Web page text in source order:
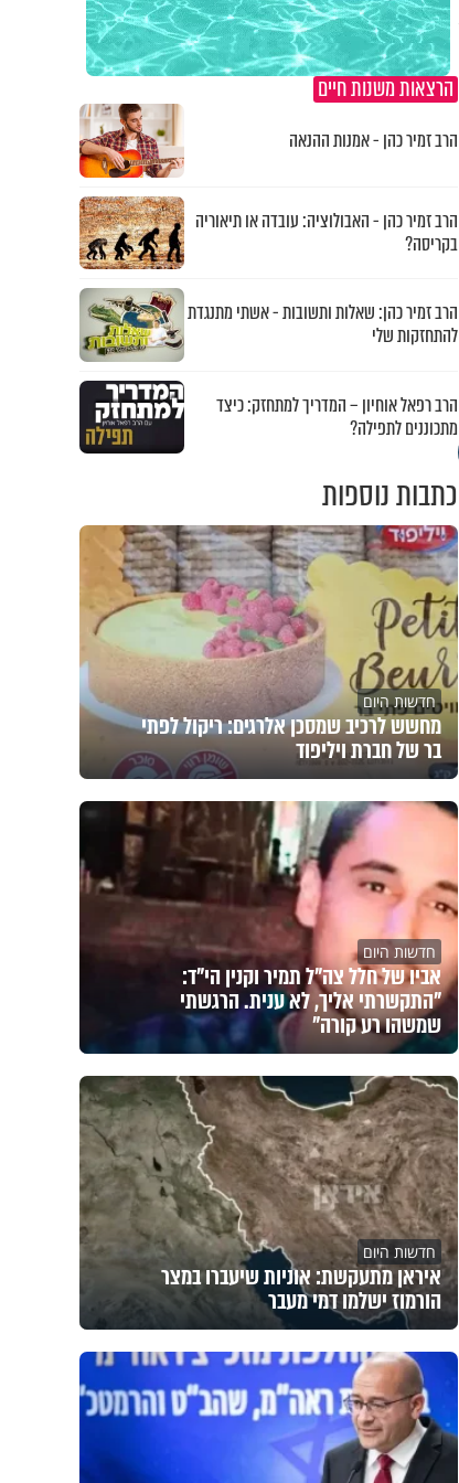
הרצאות משנות חיים
הרב זמיר כהן - אמנות ההנאה
הרב זמיר כהן - האבולוציה: עובדה או תיאוריה
בקריסה?
הרב זמיר כהן: שאלות ותשובות - אשתי מתנגדת
להתחזקות שלי
הרב רפאל אוחיון – המדריך למתחזק: כיצד
מתכוננים לתפילה?
כתבות נוספות
חדשות היום
מחשש לרכיב שמסכן אלרגים: ריקול לפתי
בר של חברת ויליפוד
חדשות היום
אביו של חלל צה"ל תמיר וקנין הי"ד:
"התקשרתי אליך, לא ענית. הרגשתי
שמשהו רע קורה"
חדשות היום
איראן מתעקשת: אוניות שיעברו במצר
הורמוז ישלמו דמי מעבר